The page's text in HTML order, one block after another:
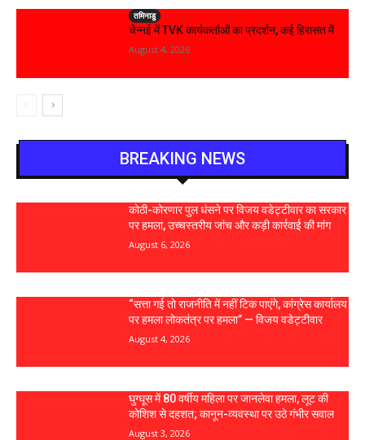
तमिनाडु
चेन्नई में TVK कार्यकर्ताओं का प्रदर्शन, कई हिरासत में
August 4, 2026
BREAKING NEWS
कोठी-कोरणार पुल धंसने पर विजय वडेट्टीवार का सरकार
पर हमला, उच्चस्तरीय जांच और कड़ी कार्रवाई की मांग
August 6, 2026
“सत्ता गई तो राजनीति में नहीं टिक पाएंगे, कांग्रेस कार्यालय
पर हमला लोकतंत्र पर हमला” — विजय वडेट्टीवार
August 4, 2026
घुग्घूस में 80 वर्षीय महिला पर जानलेवा हमला, लूट की
कोशिश से दहशत; कानून-व्यवस्था पर उठे गंभीर सवाल
August 3, 2026